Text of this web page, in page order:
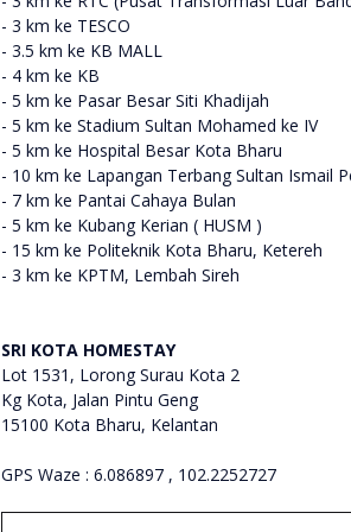
- 3 km ke TESCO
- 3.5 km ke KB MALL
- 4 km ke KB
- 5 km ke Pasar Besar Siti Khadijah
- 5 km ke Stadium Sultan Mohamed ke IV
- 5 km ke Hospital Besar Kota Bharu
- 10 km ke Lapangan Terbang Sultan Ismail
- 7 km ke Pantai Cahaya Bulan
- 5 km ke Kubang Kerian ( HUSM )
- 15 km ke Politeknik Kota Bharu, Ketereh
- 3 km ke KPTM, Lembah Sireh
SRI KOTA HOMESTAY
Lot 1531, Lorong Surau Kota 2
Kg Kota, Jalan Pintu Geng
15100 Kota Bharu, Kelantan
GPS Waze : 6.086897 , 102.2252727